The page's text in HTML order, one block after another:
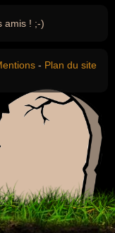
amis ! ;-)
- Plan du site